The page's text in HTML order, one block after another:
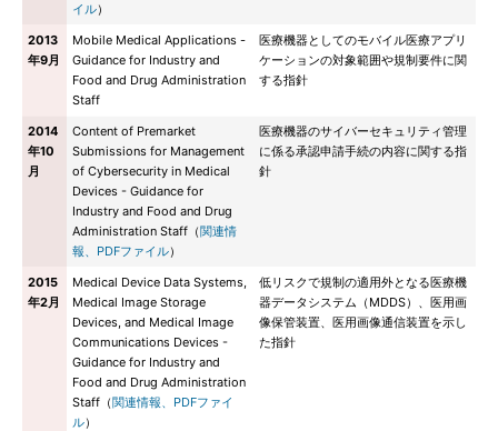
イル）
2013
年9月
Mobile Medical Applications -
Guidance for Industry and
Food and Drug Administration
Staff
医療機器としてのモバイル医療アプリ
ケーションの対象範囲や規制要件に関
する指針
2014
年10
月
Content of Premarket
Submissions for Management
of Cybersecurity in Medical
Devices - Guidance for
Industry and Food and Drug
Administration Staff（関連情
報、PDFファイル）
医療機器のサイバーセキュリティ管理
に係る承認申請手続の内容に関する指
針
2015
年2月
Medical Device Data Systems,
Medical Image Storage
Devices, and Medical Image
Communications Devices -
Guidance for Industry and
Food and Drug Administration
Staff（関連情報、PDFファイ
ル）
低リスクで規制の適用外となる医療機
器データシステム（MDDS）、医用画
像保管装置、医用画像通信装置を示し
た指針